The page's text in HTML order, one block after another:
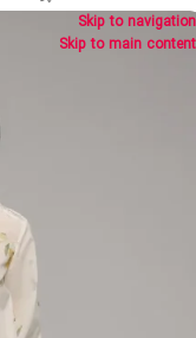
Skip to navigation
Skip to main content